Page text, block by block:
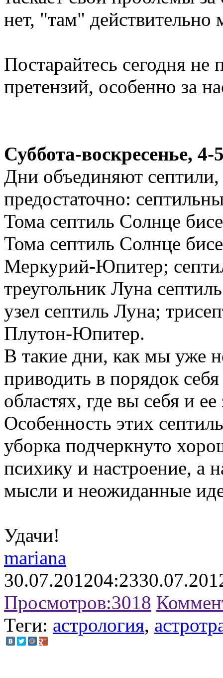
нет, "там"
Постарайтесь сегодня не
претензий, особенно за
Суббота-воскресенье, 4-
Дни объединяют
предостаточно:
Тома септиль Солнце
Тома септиль Солнце
Меркурий-Юпитер;
треугольник Луна
узел септиль Луна;
Плутон-Юпитер.
В такие дни, как мы уже
приводить в порядок
областях, где вы себя и
Особенность этих
уборка подчеркнуто
психику и настроение, а
мысли и неожиданные
Удачи!
mariana
30.07.201204:23
Просмотров:3018
Теги: астрология,